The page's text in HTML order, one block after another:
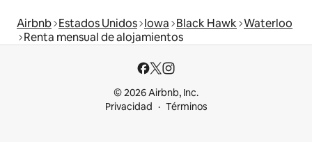
Airbnb Estados Unidos Iowa Black Hawk Waterloo
Renta mensual de alojamientos
© 2026 Airbnb, Inc.
Privacidad
Términos